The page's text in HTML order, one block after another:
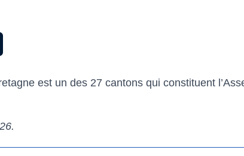
est un des 27 cantons qui constituent